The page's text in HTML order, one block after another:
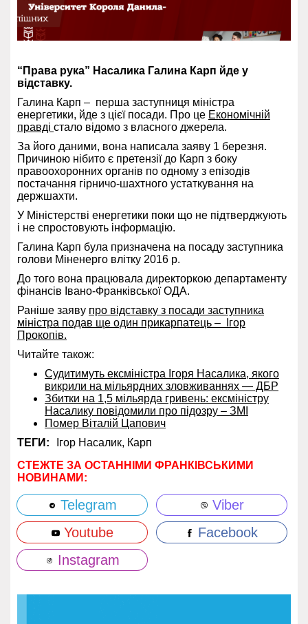
“Права рука” Насалика Галина Карп йде у
відставку.
Галина Карп – перша заступниця міністра
енергетики, йде з цієї посади. Про це Економічній
правді стало відомо з власного джерела.
За його даними, вона написала заяву 1 березня.
Причиною нібито є претензії до Карп з боку
правоохоронних органів по одному з епізодів
постачання гірничо-шахтного устаткування на
держшахти.
У Міністерстві енергетики поки що не підтверджують
і не спростовують інформацію.
Галина Карп була призначена на посаду заступника
голови Міненерго влітку 2016 р.
До того вона працювала директоркою департаменту
фінансів Івано-Франківської ОДА.
Раніше заяву про відставку з посади заступника
міністра подав ще один прикарпатець – Ігор
Прокопів.
Читайте також:
Судитимуть ексміністра Ігоря Насалика, якого
викрили на мільярдних зловживаннях — ДБР
Збитки на 1,5 мільярда гривень: ексміністру
Насалику повідомили про підозру – ЗМІ
Помер Віталій Цапович
ТЕГИ:
Ігор Насалик, Карп
СТЕЖТЕ ЗА ОСТАННІМИ ФРАНКІВСЬКИМИ
НОВИНАМИ:
Telegram
Viber
Youtube
Facebook
Instagram